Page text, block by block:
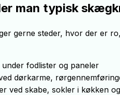
man typisk
gerne steder, hvor der er
under fodlister og paneler
dørkarme,
ved skabe, sokler i køkken